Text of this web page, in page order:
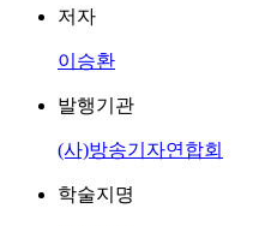
저자
이승환
발행기관
(사)방송기자연합회
학술지명